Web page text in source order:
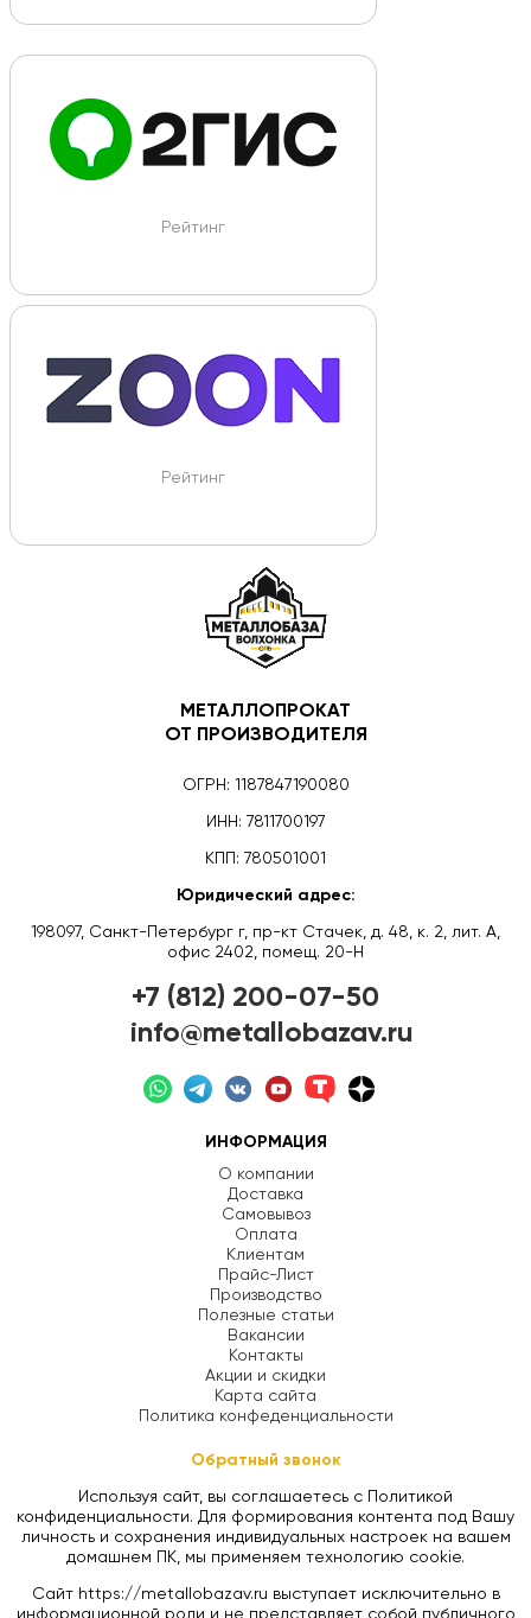
Рейтинг
Рейтинг
МЕТАЛЛОПРОКАТ
ОТ ПРОИЗВОДИТЕЛЯ
ОГРН: 1187847190080
ИНН: 7811700197
КПП: 780501001
Юридический адрес:
198097, Санкт-Петербург г, пр-кт Стачек, д. 48, к. 2, лит. А,
офис 2402, помещ. 20-Н
+7 (812) 200-07-50
info@metallobazav.ru
ИНФОРМАЦИЯ
О компании
Доставка
Самовывоз
Оплата
Клиентам
Прайс-Лист
Производство
Полезные статьи
Вакансии
Контакты
Акции и скидки
Карта сайта
Политика конфеденциальности
Обратный звонок
Используя сайт, вы соглашаетесь с Политикой
конфиденциальности. Для формирования контента под Вашу
личность и сохранения индивидуальных настроек на вашем
домашнем ПК, мы применяем технологию cookie.
Сайт https://metallobazav.ru выступает исключительно в
информационной роли и не представляет собой публичного